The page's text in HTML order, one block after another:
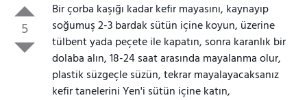
5
Bir çorba kaşığı kadar kefir mayasını, kaynayıp
soğumuş 2-3 bardak sütün içine koyun, üzerine
tülbent yada peçete ile kapatın, sonra karanlık bir
dolaba alın, 18-24 saat arasında mayalanma olur,
plastik süzgeçle süzün, tekrar mayalayacaksanız
kefir tanelerini Yen'i sütün içine katın,